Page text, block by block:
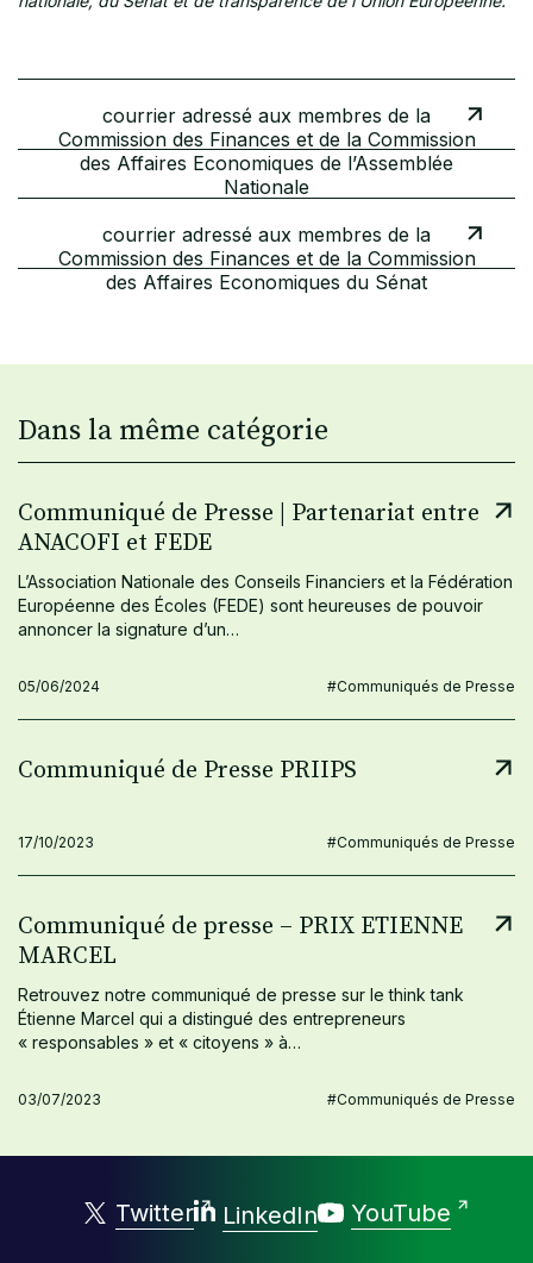
courrier adressé aux membres de la
Commission des Finances et de la Commission
des Affaires Economiques de l’Assemblée
Nationale
courrier adressé aux membres de la
Commission des Finances et de la Commission
des Affaires Economiques du Sénat
Dans la même catégorie
Communiqué de Presse | Partenariat entre
ANACOFI et FEDE
L’Association Nationale des Conseils Financiers et la Fédération
Européenne des Écoles (FEDE) sont heureuses de pouvoir
annoncer la signature d’un…
05/06/2024 #Communiqués de Presse
Communiqué de Presse PRIIPS
17/10/2023 #Communiqués de Presse
Communiqué de presse – PRIX ETIENNE
MARCEL
Retrouvez notre communiqué de presse sur le think tank
Étienne Marcel qui a distingué des entrepreneurs
« responsables » et « citoyens » à…
03/07/2023 #Communiqués de Presse
Twitter LinkedIn YouTube